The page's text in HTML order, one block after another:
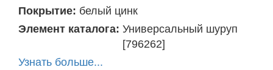
Покрытие: белый цинк
Элемент каталога: Универсальный шуруп
[796262]
Узнать больше...